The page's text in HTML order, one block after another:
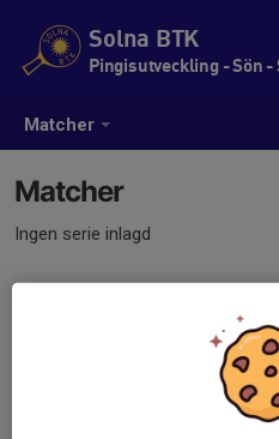
Matcher
Solna BTK
Pingisutveckling - Sön
Matcher
Ingen serie inlagd